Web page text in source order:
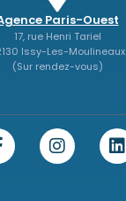
Paris-Ouest
17, rue Henri Tariel
Issy-Les-Moulineaux
(Sur rendez-vous)